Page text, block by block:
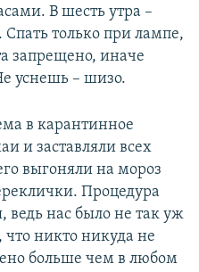
В шесть утра –
Спать только при лампе,
запрещено, иначе
уснешь – шизо.
в карантинное
и заставляли всех
выгоняли на мороз
Процедура
ведь нас было не так уж
что никто никуда не
больше чем в любом